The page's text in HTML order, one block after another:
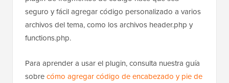
seguro y fácil agregar código personalizado a varios
archivos del tema, como los archivos header.php y
functions.php.
Para aprender a usar el plugin, consulta nuestra guía
sobrecómo agregar código de encabezado y pie de